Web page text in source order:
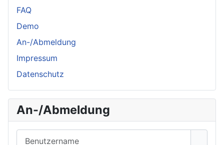
FAQ
Demo
An-/Abmeldung
Impressum
Datenschutz
An-/Abmeldung